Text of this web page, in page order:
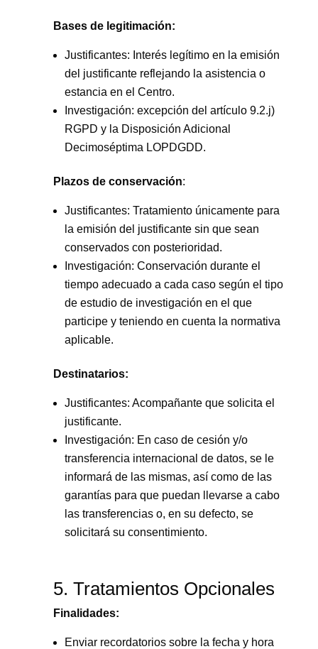
Bases de legitimación:
Justificantes: Interés legítimo en la emisión
del justificante reflejando la asistencia o
estancia en el Centro.
Investigación: excepción del artículo 9.2.j)
RGPD y la Disposición Adicional
Decimoséptima LOPDGDD.
Plazos de conservación:
Justificantes: Tratamiento únicamente para
la emisión del justificante sin que sean
conservados con posterioridad.
Investigación: Conservación durante el
tiempo adecuado a cada caso según el tipo
de estudio de investigación en el que
participe y teniendo en cuenta la normativa
aplicable.
Destinatarios:
Justificantes: Acompañante que solicita el
justificante.
Investigación: En caso de cesión y/o
transferencia internacional de datos, se le
informará de las mismas, así como de las
garantías para que puedan llevarse a cabo
las transferencias o, en su defecto, se
solicitará su consentimiento.
5. Tratamientos Opcionales
Finalidades:
Enviar recordatorios sobre la fecha y hora